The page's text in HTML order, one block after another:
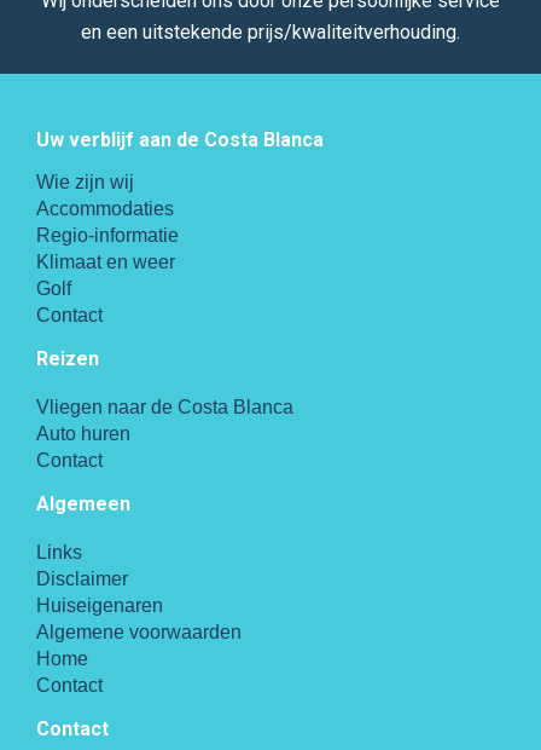
en een uitstekende prijs/kwaliteitverhouding.
Uw verblijf aan de Costa Blanca
Wie zijn wij
Accommodaties
Regio-informatie
Klimaat en weer
Golf
Contact
Reizen
Vliegen naar de Costa Blanca
Auto huren
Contact
Algemeen
Links
Disclaimer
Huiseigenaren
Algemene voorwaarden
Home
Contact
Contact